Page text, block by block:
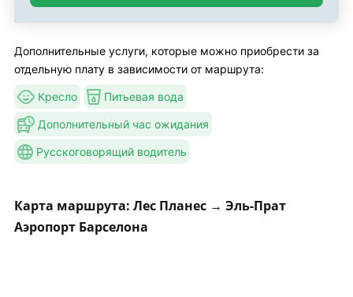
Дополнительные услуги, которые можно приобрести за
отдельную плату в зависимости от маршрута:
Кресло Питьевая вода
Дополнительный час ожидания
Русскоговорящий водитель
Карта маршрута: Лес Планес → Эль-Прат
Аэропорт Барселона